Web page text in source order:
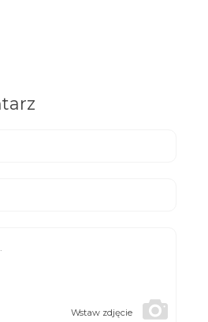
Wstaw zdjęcie